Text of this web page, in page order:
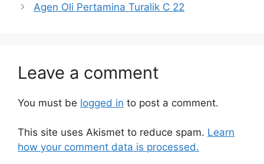
Agen Oli Pertamina Turalik C 22
Leave a comment
You must be logged in to post a comment.
This site uses Akismet to reduce spam. Learn
how your comment data is processed.